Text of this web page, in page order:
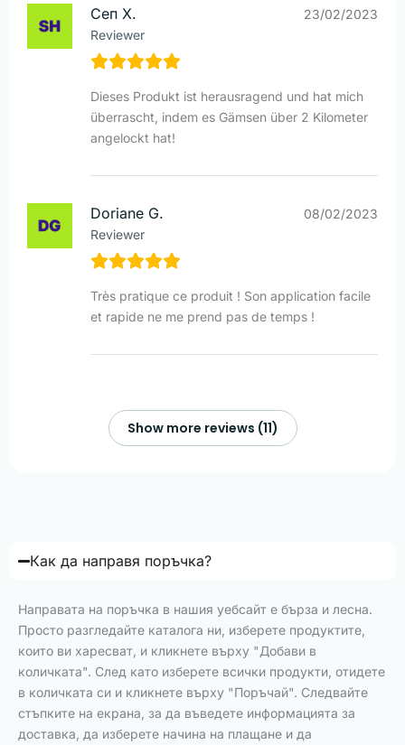
Сеп Х.
Reviewer
23/02/2023
Dieses Produkt ist herausragend und hat mich
überrascht, indem es Gämsen über 2 Kilometer
angelockt hat!
Doriane G.
Reviewer
08/02/2023
Très pratique ce produit ! Son application facile
et rapide ne me prend pas de temps !
Show more reviews (11)
Как да направя поръчка?
Направата на поръчка в нашия уебсайт е бърза и лесна.
Просто разгледайте каталога ни, изберете продуктите,
които ви харесват, и кликнете върху "Добави в
количката". След като изберете всички продукти, отидете
в количката си и кликнете върху "Поръчай". Следвайте
стъпките на екрана, за да въведете информацията за
доставка, да изберете начина на плащане и да